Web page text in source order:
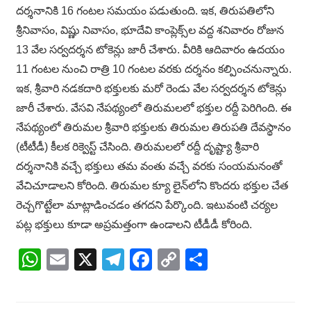
దర్శనానికి 16 గంటల సమయం పడుతుంది. ఇక, తిరుపతిలోని
శ్రీనివాసం, విష్ణు నివాసం, భూదేవి కాంప్లెక్స్‌ల వద్ద శనివారం రోజున
13 వేల సర్వదర్శన టోకెన్లు జారీ చేశారు. వీరికి ఆదివారం ఉదయం
11 గంటల నుంచి రాత్రి 10 గంటల వరకు దర్శనం కల్పించనున్నారు.
ఇక, శ్రీవారి నడకదారి భక్తులకు మరో రెండు వేల సర్వదర్శన టోకెన్లు
జారీ చేశారు. వేసవి నేపథ్యంలో తిరుమలలో భక్తుల రద్దీ పెరిగింది. ఈ
నేపథ్యంలో తిరుమల శ్రీవారి భక్తులకు తిరుమల తిరుపతి దేవస్థానం
(టీటీడీ) కీలక రిక్వెస్ట్ చేసింది. తిరుమలలో రద్దీ దృష్ట్యా శ్రీవారి
దర్శనానికి వచ్చే భక్తులు తమ వంతు వచ్చే వరకు సంయమనంతో
వేచిచూడాలని కోరింది. తిరుమల క్యూ లైన్‌లోని కొందరు భక్తుల చేత
రెచ్చగొట్టేలా మాట్లాడించడం తగదని పేర్కొంది. ఇటువంటి చర్యల
పట్ల భక్తులు కూడా అప్రమత్తంగా ఉండాలని టీడీడీ కోరింది.
WhatsApp
Email
X Telegram
Facebook
Copy